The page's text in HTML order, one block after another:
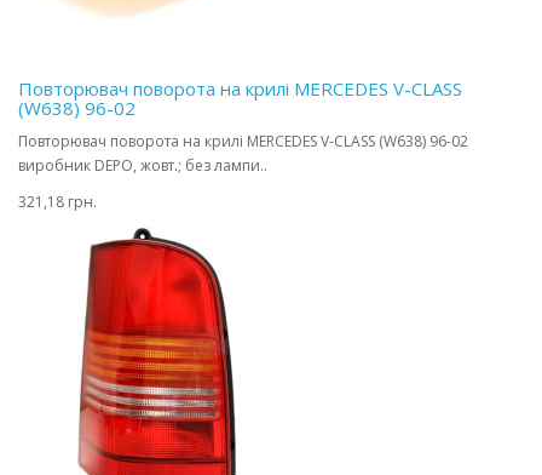
Повторювач поворота на крилі MERCEDES V-CLASS
(W638) 96-02
Повторювач поворота на крилі MERCEDES V-CLASS (W638) 96-02
виробник DEPO, жовт.; без лампи..
321,18 грн.